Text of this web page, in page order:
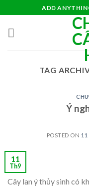
content
ADD
TAG
Ý
POSTED ON 11
11
Th9
Cây lan ý thủy sinh có